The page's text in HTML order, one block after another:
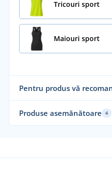
Tricouri sport
Maiouri sport
Pentru produs vă
Produse asemănătoare 4